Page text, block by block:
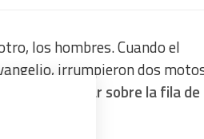
los hombres. Cuando el
irrumpieron dos
a disparar sobre la fila de